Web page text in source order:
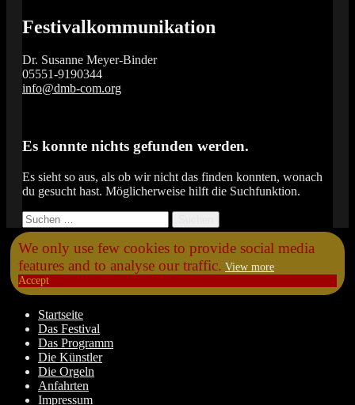
Festivalkommunikation
Dr. Susanne Meyer-Binder
05551-9190344
info@dmb-com.org
Vox Organi
Das Orgelfestival in Südniedersachsen
Es konnte nichts gefunden werden.
Es sieht so aus, als ob wir nicht das finden konnten, wonach
du gesucht hast. Möglicherweise hilft die Suchfunktion.
Suchen
nach:
Scroll
UpWe only use few cookies to provide social media
features and to analyse our traffic. View more
Accept
Startseite
Das Festival
Das Programm
Die Künstler
Die Orgeln
Anfahrten
Impressum